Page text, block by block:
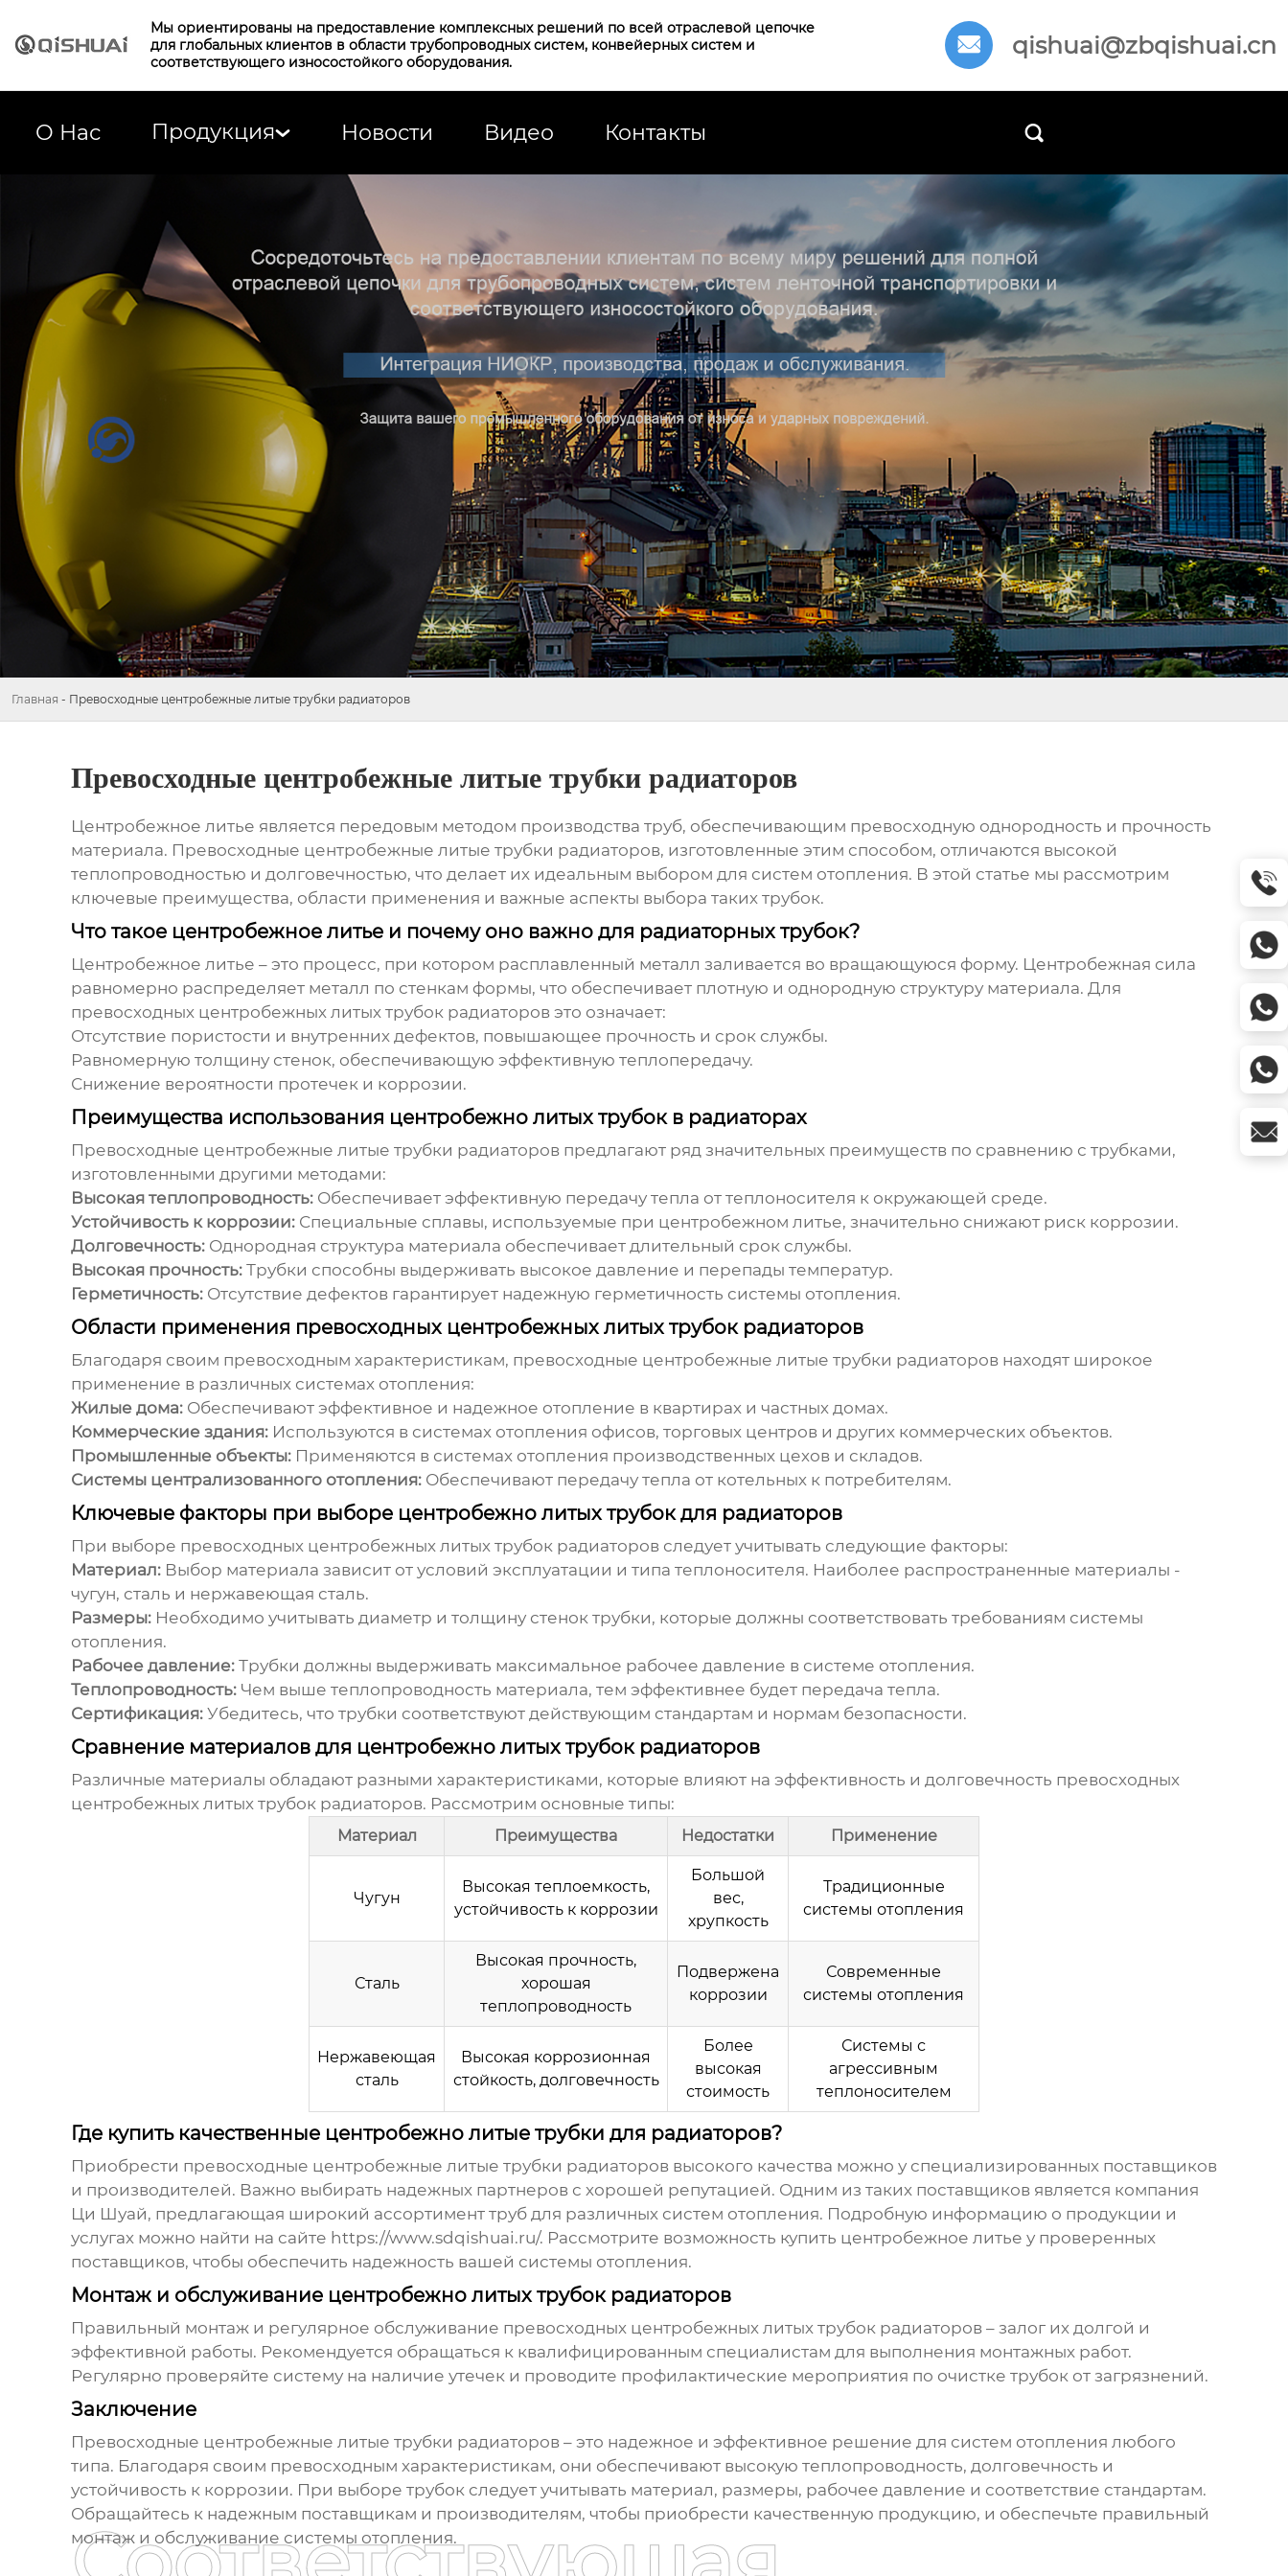
Мы ориентированы на предоставление комплексных решений по всей отраслевой цепочке
для глобальных клиентов в области трубопроводных систем, конвейерных систем и
соответствующего износостойкого оборудования.
 qishuai@zbqishuai.cn
О Нас Продукция Новости Видео Контакты 
Главная - Превосходные центробежные литые трубки радиаторов
Превосходные центробежные литые трубки радиаторов
Центробежное литье является передовым методом производства труб, обеспечивающим превосходную однородность и прочность
материала. Превосходные центробежные литые трубки радиаторов, изготовленные этим способом, отличаются высокой
теплопроводностью и долговечностью, что делает их идеальным выбором для систем отопления. В этой статье мы рассмотрим
ключевые преимущества, области применения и важные аспекты выбора таких трубок.
Что такое центробежное литье и почему оно важно для радиаторных трубок?
Центробежное литье – это процесс, при котором расплавленный металл заливается во вращающуюся форму. Центробежная сила
равномерно распределяет металл по стенкам формы, что обеспечивает плотную и однородную структуру материала. Для
превосходных центробежных литых трубок радиаторовэто означает:
Отсутствие пористости и внутренних дефектов, повышающее прочность и срок службы.
Равномерную толщину стенок, обеспечивающую эффективную теплопередачу.
Снижение вероятности протечек и коррозии.
Преимущества использования центробежно литых трубок в радиаторах
Превосходные центробежные литые трубки радиаторовпредлагают ряд значительных преимуществ по сравнению с трубками,
изготовленными другими методами:
Высокая теплопроводность:Обеспечивает эффективную передачу тепла от теплоносителя к окружающей среде.
Устойчивость к коррозии:Специальные сплавы, используемые при центробежном литье, значительно снижают риск коррозии.
Долговечность:Однородная структура материала обеспечивает длительный срок службы.
Высокая прочность:Трубки способны выдерживать высокое давление и перепады температур.
Герметичность:Отсутствие дефектов гарантирует надежную герметичность системы отопления.
Области применения превосходных центробежных литых трубок радиаторов
Благодаря своим превосходным характеристикам, превосходные центробежные литые трубки радиаторовнаходят широкое
применение в различных системах отопления:
Жилые дома:Обеспечивают эффективное и надежное отопление в квартирах и частных домах.
Коммерческие здания:Используются в системах отопления офисов, торговых центров и других коммерческих объектов.
Промышленные объекты:Применяются в системах отопления производственных цехов и складов.
Системы централизованного отопления:Обеспечивают передачу тепла от котельных к потребителям.
Ключевые факторы при выборе центробежно литых трубок для радиаторов
При выборе превосходных центробежных литых трубок радиаторовследует учитывать следующие факторы:
Материал:Выбор материала зависит от условий эксплуатации и типа теплоносителя. Наиболее распространенные материалы -
чугун, сталь и нержавеющая сталь.
Размеры:Необходимо учитывать диаметр и толщину стенок трубки, которые должны соответствовать требованиям системы
отопления.
Рабочее давление:Трубки должны выдерживать максимальное рабочее давление в системе отопления.
Теплопроводность:Чем выше теплопроводность материала, тем эффективнее будет передача тепла.
Сертификация:Убедитесь, что трубки соответствуют действующим стандартам и нормам безопасности.
Сравнение материалов для центробежно литых трубок радиаторов
Различные материалы обладают разными характеристиками, которые влияют на эффективность и долговечность превосходных
центробежных литых трубок радиаторов. Рассмотрим основные типы:
Материал Преимущества Недостатки Применение
Чугун
Высокая теплоемкость,
устойчивость к коррозии
Большой
вес,
хрупкость
Традиционные
системы отопления
Сталь
Высокая прочность,
хорошая
теплопроводность
Подвержена
коррозии
Современные
системы отопления
Нержавеющая
сталь
Высокая коррозионная
стойкость, долговечность
Более
высокая
стоимость
Системы с
агрессивным
теплоносителем
Где купить качественные центробежно литые трубки для радиаторов?
Приобрести превосходные центробежные литые трубки радиатороввысокого качества можно у специализированных поставщиков
и производителей. Важно выбирать надежных партнеров с хорошей репутацией. Одним из таких поставщиков является компания
Ци Шуай, предлагающая широкий ассортимент труб для различных систем отопления. Подробную информацию о продукции и
услугах можно найти на сайте https://www.sdqishuai.ru/. Рассмотрите возможность купить центробежное литье у проверенных
поставщиков, чтобы обеспечить надежность вашей системы отопления.
Монтаж и обслуживание центробежно литых трубок радиаторов
Правильный монтаж и регулярное обслуживание превосходных центробежных литых трубок радиаторов– залог их долгой и
эффективной работы. Рекомендуется обращаться к квалифицированным специалистам для выполнения монтажных работ.
Регулярно проверяйте систему на наличие утечек и проводите профилактические мероприятия по очистке трубок от загрязнений.
Заключение
Превосходные центробежные литые трубки радиаторов– это надежное и эффективное решение для систем отопления любого
типа. Благодаря своим превосходным характеристикам, они обеспечивают высокую теплопроводность, долговечность и
устойчивость к коррозии. При выборе трубок следует учитывать материал, размеры, рабочее давление и соответствие стандартам.
Обращайтесь к надежным поставщикам и производителям, чтобы приобрести качественную продукцию, и обеспечьте правильный
монтаж и обслуживание системы отопления.